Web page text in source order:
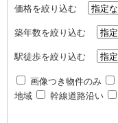
価格を絞り込む
築年数を絞り込む
駅徒歩を絞り込む
画像つき物件のみ
地域
幹線道路沿い